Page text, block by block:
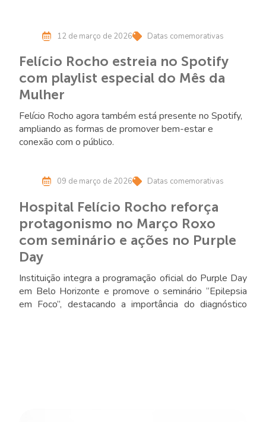
12 de março de 2026 Datas comemorativas
Felício Rocho estreia no Spotify
com playlist especial do Mês da
Mulher
Felício Rocho agora também está presente no Spotify,
ampliando as formas de promover bem-estar e
conexão com o público.
09 de março de 2026 Datas comemorativas
Hospital Felício Rocho reforça
protagonismo no Março Roxo
com seminário e ações no Purple
Day
Instituição integra a programação oficial do Purple Day
em Belo Horizonte e promove o seminário “Epilepsia
em Foco”, destacando a importância do diagnóstico